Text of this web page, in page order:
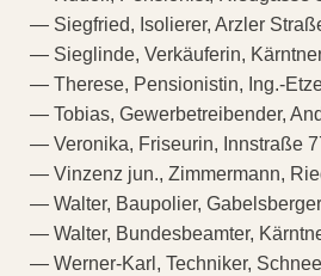
— Siegfried, Isolierer, Arzler
— Sieglinde, Verkäuferin,
— Therese, Pensionistin, Ing.-
— Tobias, Gewerbetreibender,
— Veronika, Friseurin, Innstraße
— Vinzenz jun., Zimmermann,
— Walter, Baupolier,
— Walter, Bundesbeamter,
— Werner-Karl, Techniker,